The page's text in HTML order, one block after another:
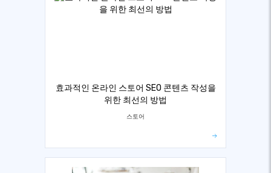
효과적인 온라인 스토어 SEO 콘텐츠 작성을
위한 최선의 방법
스토어